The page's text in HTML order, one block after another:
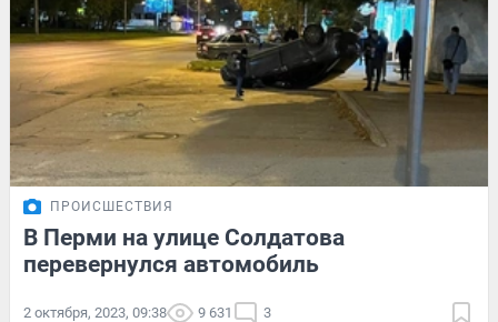
ПРОИСШЕСТВИЯ
В Перми на улице Солдатова
перевернулся автомобиль
2 октября, 2023, 09:38 9 631 3